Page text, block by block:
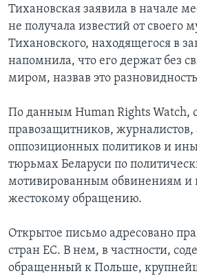
Тихановская заявила в начале
не получала известий от своего
Тихановского, находящегося в
напомнила, что его держат без
миром, назвав это
По данным Human Rights Watch,
правозащитников, журналистов,
оппозиционных политиков и
тюрьмах Беларуси по
мотивированным обвинениям и
жестокому обращению.
Открытое письмо адресовано
стран ЕС. В нем, в частности,
обращенный к Польше,